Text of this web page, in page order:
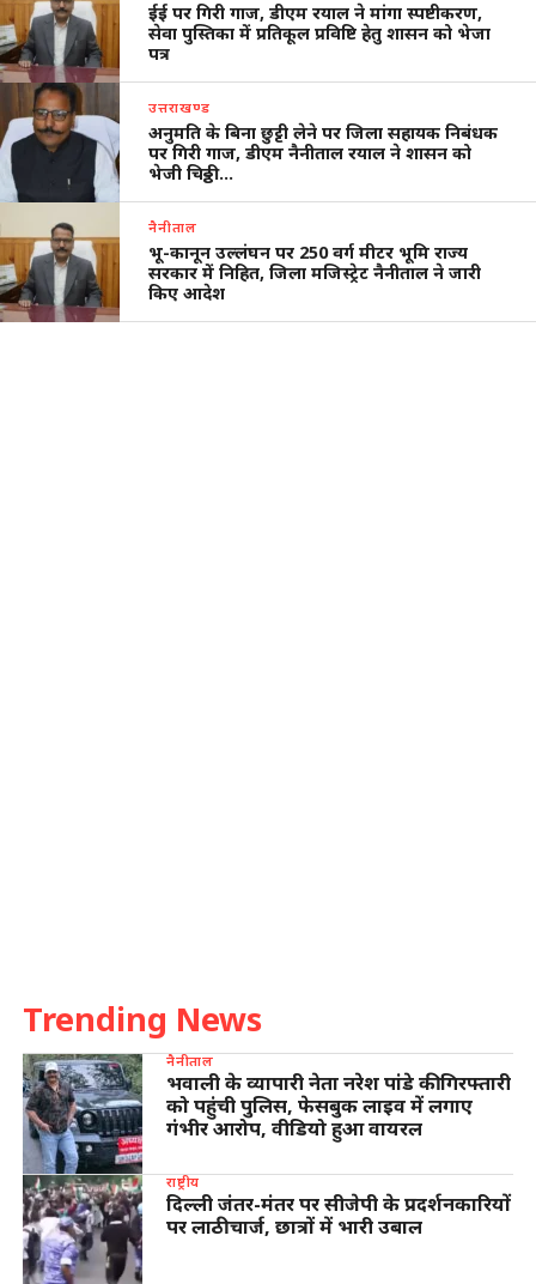
ईई पर गिरी गाज, डीएम रयाल ने मांगा स्पष्टीकरण,
सेवा पुस्तिका में प्रतिकूल प्रविष्टि हेतु शासन को भेजा
पत्र
उत्तराखण्ड
अनुमति के बिना छुट्टी लेने पर जिला सहायक निबंधक
पर गिरी गाज, डीएम नैनीताल रयाल ने शासन को
भेजी चिठ्ठी…
नैनीताल
भू-कानून उल्लंघन पर 250 वर्ग मीटर भूमि राज्य
सरकार में निहित, जिला मजिस्ट्रेट नैनीताल ने जारी
किए आदेश
Trending News
नैनीताल
भवाली के व्यापारी नेता नरेश पांडे की गिरफ्तारी
को पहुंची पुलिस, फेसबुक लाइव में लगाए
गंभीर आरोप, वीडियो हुआ वायरल
राष्ट्रीय
दिल्ली जंतर-मंतर पर सीजेपी के प्रदर्शनकारियों
पर लाठीचार्ज, छात्रों में भारी उबाल